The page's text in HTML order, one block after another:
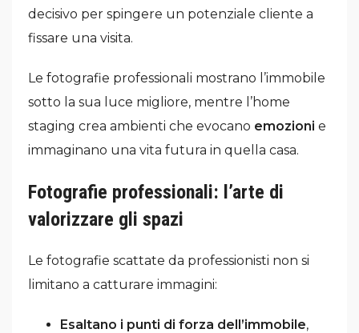
decisivo per spingere un potenziale cliente a
fissare una visita.
Le fotografie professionali mostrano l’immobile
sotto la sua luce migliore, mentre l’home
staging crea ambienti che evocano emozioni e
immaginano una vita futura in quella casa.
Fotografie professionali: l’arte di
valorizzare gli spazi
Le fotografie scattate da professionisti non si
limitano a catturare immagini:
Esaltano i punti di forza dell’immobile,